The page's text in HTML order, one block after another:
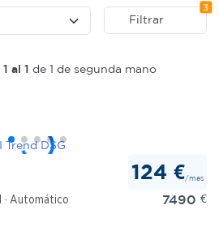
Filtrar
3
1 al 1 de 1 de segunda mano
Automático
124 €/mes
7490 €